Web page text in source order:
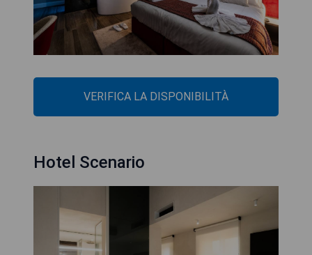
VERIFICA LA DISPONIBILITÀ
Hotel Scenario